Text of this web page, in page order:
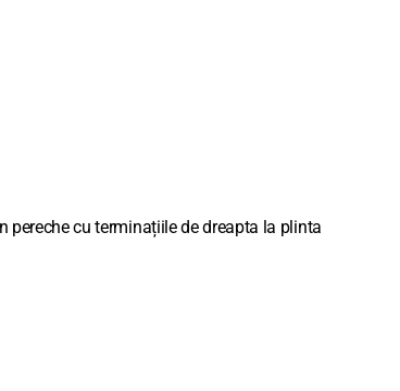
cu terminațiile de dreapta la plinta